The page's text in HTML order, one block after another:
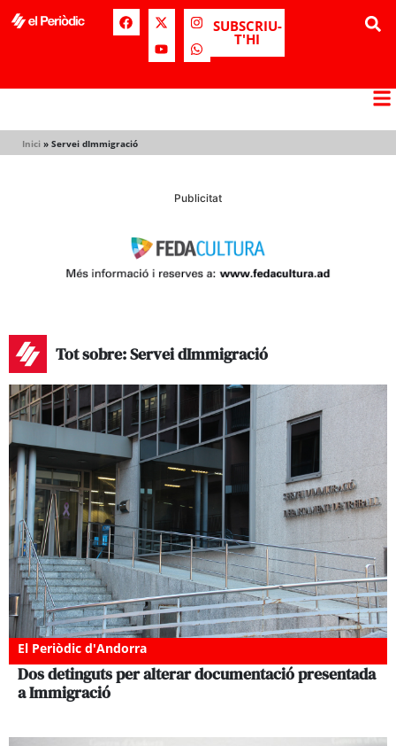
SUBSCRIU-
T'HI
Inici » Servei dImmigració
Publicitat
Tot sobre: Servei dImmigració
El Periòdic d'Andorra
Dos detinguts per alterar documentació presentada
a Immigració